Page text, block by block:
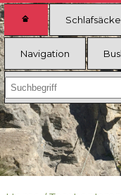
Schlafsäcke
Navigation